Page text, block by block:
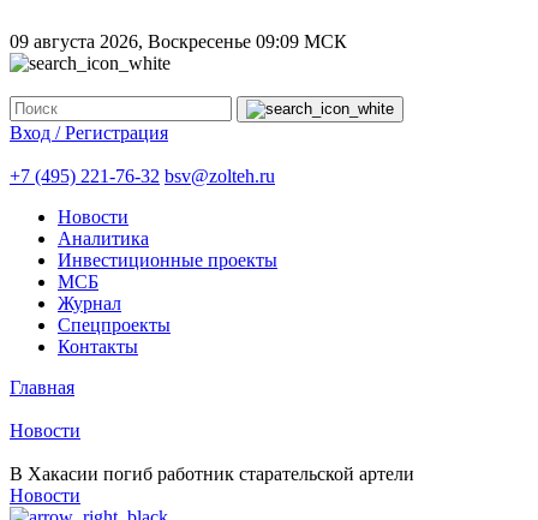
09 августа 2026, Воскресенье 09:09 МСК
Вход / Регистрация
+7 (495) 221-76-32 bsv@zolteh.ru
Новости
Аналитика
Инвестиционные проекты
МСБ
Журнал
Спецпроекты
Контакты
Главная
Новости
В Хакасии погиб работник старательской артели
Новости